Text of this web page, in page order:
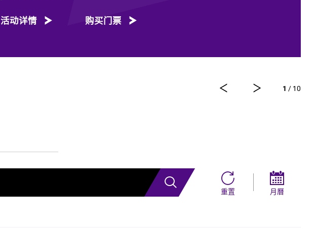
中华文明多元一体的生动见证。舞剧《龟兹》踏着印迹而来，在罗什东行、玄奘
西行跨时空交织中，把龟兹文化艺术的交融流变搬上舞台。
尔、付阳雪，多媒体设计胡天骥，灯光设计刘钊，造型设计徐彬，道具设计雷鹏
活动详情 购买门票
1 / 10
搜索
重置 月曆